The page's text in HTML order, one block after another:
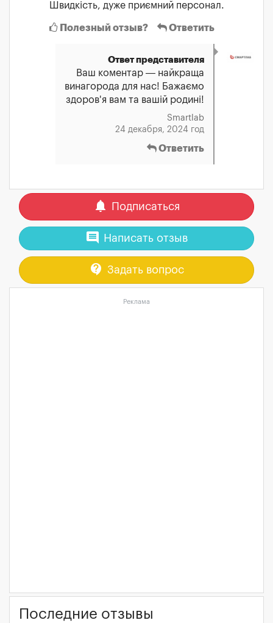
Швидкість, дуже приємний персонал.
Полезный отзыв? Ответить
Ответ представителя
Ваш коментар — найкраща
винагорода для нас! Бажаємо
здоров'я вам та вашій родині!
Smartlab
24 декабря, 2024 год
Ответить
notifications Подписаться
comment Написать отзыв
contact_support Задать вопрос
Реклама
Последние отзывы